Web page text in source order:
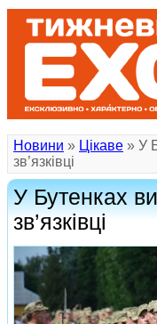
Новини » Цікаве » У
зв’язківці
У Бутенках
зв’язківці